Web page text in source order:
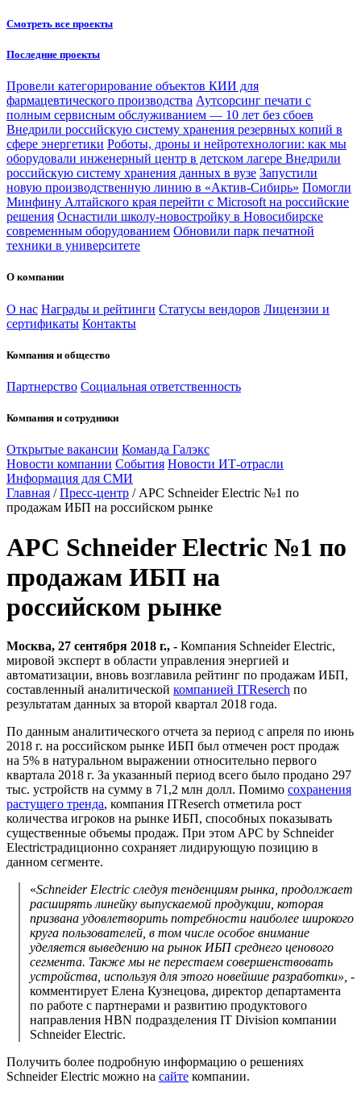
Смотреть все проекты
Последние проекты
Провели категорирование объектов КИИ для
фармацевтического производства Аутсорсинг печати с
полным сервисным обслуживанием — 10 лет без сбоев
Внедрили российскую систему хранения резервных копий в
сфере энергетики Роботы, дроны и нейротехнологии: как мы
оборудовали инженерный центр в детском лагере Внедрили
российскую систему хранения данных в вузе Запустили
новую производственную линию в «Актив-Сибирь» Помогли
Минфину Алтайского края перейти с Microsoft на российские
решения Оснастили школу-новостройку в Новосибирске
современным оборудованием Обновили парк печатной
техники в университете
О компании
О нас Награды и рейтинги Статусы вендоров Лицензии и
сертификаты Контакты
Компания и общество
Партнерство Социальная ответственность
Компания и сотрудники
Открытые вакансии Команда Галэкс
Новости компании События Новости ИТ-отрасли
Информация для СМИ
Главная / Пресс-центр / APC Schneider Electric №1 по
продажам ИБП на российском рынке
APC Schneider Electric №1 по
продажам ИБП на
российском рынке
Москва, 27 сентября 2018 г., - Компания Schneider Electric,
мировой эксперт в области управления энергией и
автоматизации, вновь возглавила рейтинг по продажам ИБП,
составленный аналитической компанией ITReserch по
результатам данных за второй квартал 2018 года.
По данным аналитического отчета за период с апреля по июнь
2018 г. на российском рынке ИБП был отмечен рост продаж
на 5% в натуральном выражении относительно первого
квартала 2018 г. За указанный период всего было продано 297
тыс. устройств на сумму в 71,2 млн долл. Помимо сохранения
растущего тренда, компания ITReserch отметила рост
количества игроков на рынке ИБП, способных показывать
существенные объемы продаж. При этом APC by Schneider
Electricтрадиционно сохраняет лидирующую позицию в
данном сегменте.
«Schneider Electric следуя тенденциям рынка, продолжает
расширять линейку выпускаемой продукции, которая
призвана удовлетворить потребности наиболее широкого
круга пользователей, в том числе особое внимание
уделяется выведению на рынок ИБП среднего ценового
сегмента. Также мы не перестаем совершенствовать
устройства, используя для этого новейшие разработки», -
комментирует Елена Кузнецова, директор департамента
по работе с партнерами и развитию продуктового
направления HBN подразделения IT Division компании
Schneider Electric.
Получить более подробную информацию о решениях
Schneider Electric можно на сайте компании.